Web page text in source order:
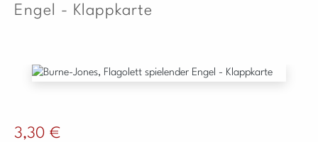
Engel - Klappkarte
Bildergalerie überspringen
Regulärer Preis:
3,30 €